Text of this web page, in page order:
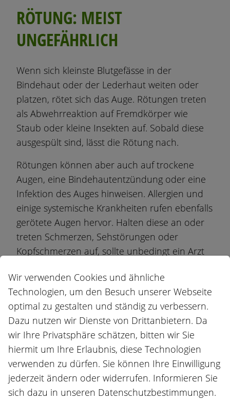
RÖTUNG: MEIST
UNGEFÄHRLICH
Wenn sich kleinste Blutgefässe in der
Bindehaut oder der Lederhaut weiten oder
platzen, rötet sich das Auge. Rötungen treten
als Abwehrreaktion auf Fremdkörper wie
Staub oder kleine Insekten auf. Sobald diese
ausgespült sind, lässt die Rötung nach.
Rötungen können aber auch auf trockene
Augen, eine Bindehautentzündung oder eine
Infektion des Auges hinweisen. Allergien und
einige systemische Krankheiten rufen ebenfalls
gerötete Augen hervor. Halten diese an oder
treten Schmerzen, Sehstörungen oder
Kopfschmerzen auf, sollte unbedingt ein Arzt
GEREIZTE UND ENTZÜNDETE
AUGEN MIT JUCKREIZ: VIELE
URSACHEN
Ein Jucken im Auge tritt häufig auf, wenn der
Tränenfilm ausgedünnt wird oder
Fremdkörper ins Auge geraten sind. Auch
Wir verwenden Cookies und ähnliche
Technologien, um den Besuch unserer Webseite
optimal zu gestalten und ständig zu verbessern.
Dazu nutzen wir Dienste von Drittanbietern. Da
wir Ihre Privatsphäre schätzen, bitten wir Sie
hiermit um Ihre Erlaubnis, diese Technologien
verwenden zu dürfen. Sie können Ihre Einwilligung
jederzeit ändern oder widerrufen. Informieren Sie
sich dazu in unseren Datenschutzbestimmungen.